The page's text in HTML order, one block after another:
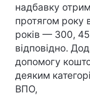
надбавку
протягом року
років — 300,
відповідно.
допомогу
деяким
ВПО,